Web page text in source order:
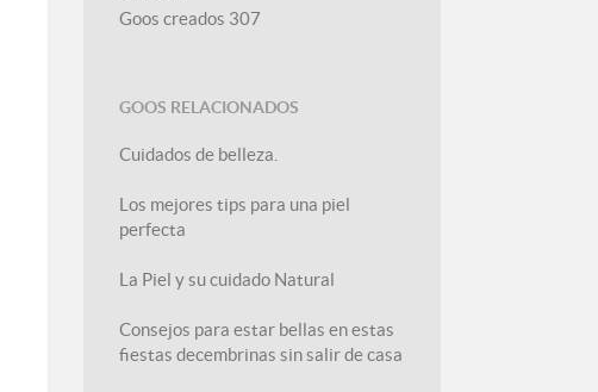
Goos creados 307
GOOS RELACIONADOS
Cuidados de belleza.
Los mejores tips para una piel
perfecta
La Piel y su cuidado Natural
Consejos para estar bellas en estas
fiestas decembrinas sin salir de casa